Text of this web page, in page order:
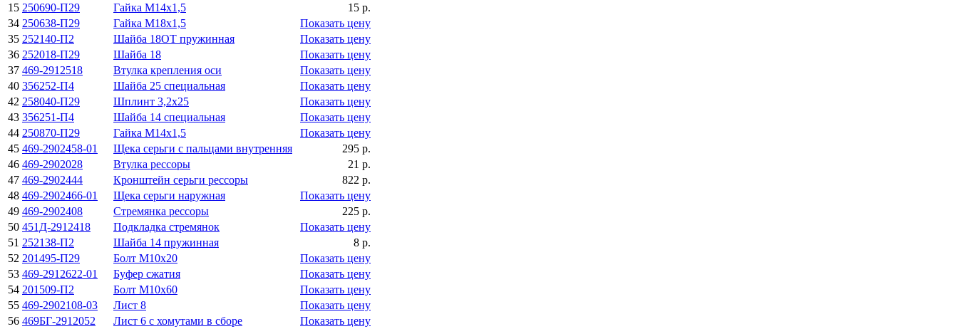
15 250690-П29 Гайка М14х1,5
15 р.
34 250638-П29 Гайка М18х1,5
Показать цену
35 252140-П2 Шайба 18ОТ пружинная
Показать цену
36 252018-П29 Шайба 18
Показать цену
37 469-2912518 Втулка крепления оси
Показать цену
40 356252-П4 Шайба 25 специальная
Показать цену
42 258040-П29 Шплинт 3,2х25
Показать цену
43 356251-П4 Шайба 14 специальная
Показать цену
44 250870-П29 Гайка М14х1,5
Показать цену
45 469-2902458-01 Щека серьги с пальцами внутренняя
295 р.
46 469-2902028 Втулка рессоры
21 р.
47 469-2902444 Кронштейн серьги рессоры
822 р.
48 469-2902466-01 Щека серьги наружная
Показать цену
49 469-2902408 Стремянка рессоры
225 р.
50 451Д-2912418 Подкладка стремянок
Показать цену
51 252138-П2 Шайба 14 пружинная
8 р.
52 201495-П29 Болт М10х20
Показать цену
53 469-2912622-01 Буфер сжатия
Показать цену
54 201509-П2 Болт М10х60
Показать цену
55 469-2902108-03 Лист 8
Показать цену
56 469БГ-2912052 Лист 6 с хомутами в сборе
Показать цену